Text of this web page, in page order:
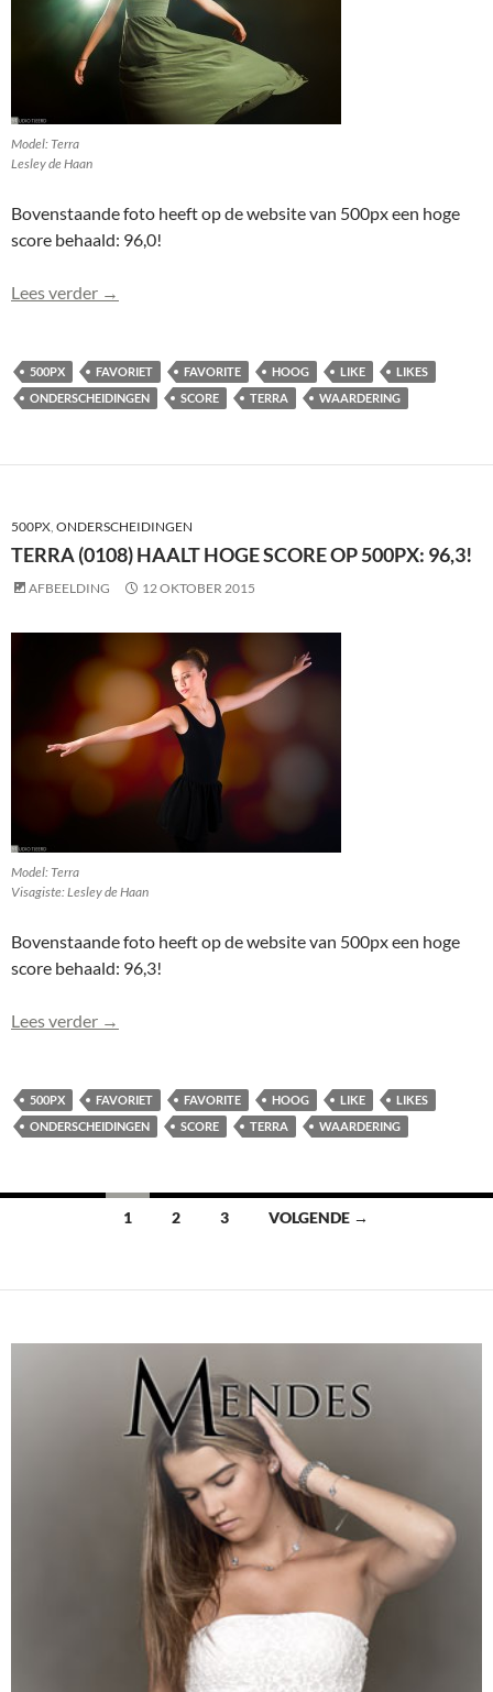
Model: Terra
Lesley de Haan
Bovenstaande foto heeft op de website van 500px een hoge
score behaald: 96,0!
Lees verder Terra (0111) haalt hoge score op 500px: 96,0!
→
500PX FAVORIET FAVORITE HOOG LIKE
LIKES
ONDERSCHEIDINGEN
SCORE TERRA WAARDERING
500PX ONDERSCHEIDINGEN
TERRA (0108) HAALT HOGE SCORE OP 500PX: 96,3!
AFBEELDING 12 OKTOBER 2015
Model: Terra
Visagiste: Lesley de Haan
Bovenstaande foto heeft op de website van 500px een hoge
score behaald: 96,3!
Lees verder Terra (0108) haalt hoge score op 500px: 96,3!
→
500PX FAVORIET FAVORITE HOOG LIKE
LIKES
ONDERSCHEIDINGEN
SCORE TERRA WAARDERING
Berichten1 2 3 VOLGENDE →